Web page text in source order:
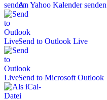
An Yahoo Kalender senden
Send to Outlook Live
Send to Microsoft Outlook